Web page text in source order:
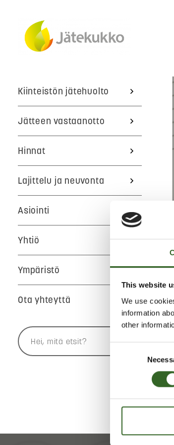
This website
We use
information
other
Kiinteistön jätehuolto
Jätteen vastaanotto
Hinnat
Lajittelu ja neuvonta
Asiointi
Yhtiö
Ympäristö
Ota yhteyttä